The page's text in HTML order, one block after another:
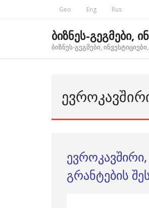
Geo Eng Rus
ბიზნეს-გეგმები,
ბიზნეს-გეგმები,
გრანტების